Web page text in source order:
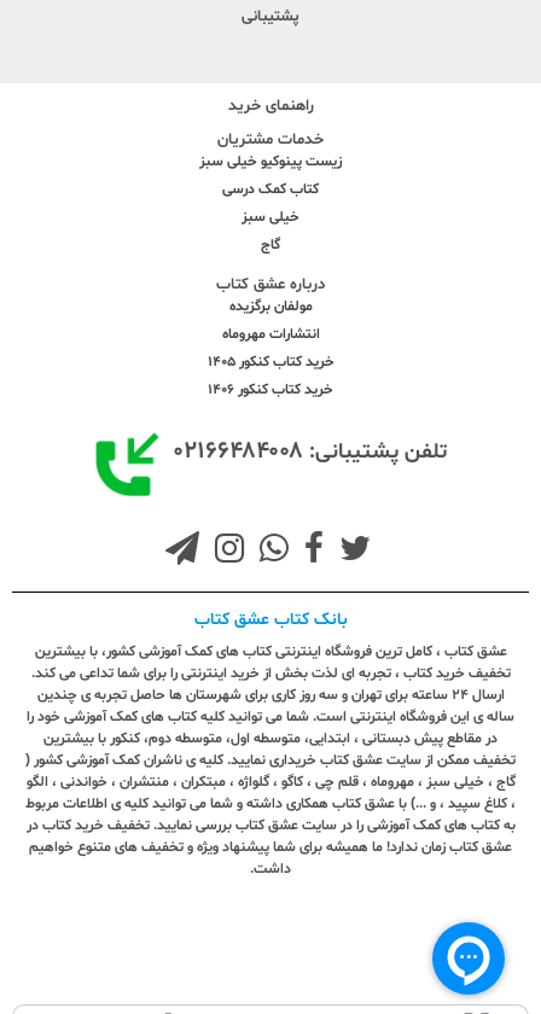
پشتیبانی
راهنمای خرید
خدمات مشتریان
زیست پینوکیو خیلی سبز
کتاب کمک درسی
خیلی سبز
گاج
درباره عشق کتاب
مولفان برگزیده
انتشارات مهروماه
خرید کتاب کنکور 1405
خرید کتاب کنکور 1406
تلفن پشتیبانی: ۰۲۱۶۶۴۸۴۰۰۸
بانک کتاب عشق کتاب
عشق کتاب ، کامل ترین فروشگاه اینترنتی کتاب های کمک آموزشی کشور، با بیشترین
تخفیف خرید کتاب ، تجربه ای لذت بخش از خرید اینترنتی را برای شما تداعی می کند.
ارسال ٢٤ ساعته برای تهران و سه روز کاری برای شهرستان ها حاصل تجربه ی چندین
ساله ی این فروشگاه اینترنتی است. شما می توانید کلیه کتاب های کمک آموزشی خود را
در مقاطع پیش دبستانی ، ابتدایی، متوسطه اول، متوسطه دوم، کنکور با بیشترین
تخفیف ممکن از سایت عشق کتاب خریداری نمایید. کلیه ی ناشران کمک آموزشی کشور (
گاج ، خیلی سبز ، مهروماه ، قلم چی ، کاگو ، گلواژه ، مبتکران ، منتشران ، خواندنی ، الگو
، کلاغ سپید ، و ...) با عشق کتاب همکاری داشته و شما می توانید کلیه ی اطلاعات مربوط
به کتاب های کمک آموزشی را در سایت عشق کتاب بررسی نمایید. تخفیف خرید کتاب در
عشق کتاب زمان ندارد! ما همیشه برای شما پیشنهاد ویژه و تخفیف های متنوع خواهیم
داشت.